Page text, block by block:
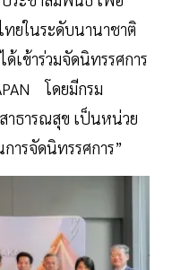
ยในระดับนานาชาติ
เข้าร่วมจัดนิทรรศการ
โดยมีกรม
าธารณสุข เป็นหน่วย
ารจัดนิทรรศการ”